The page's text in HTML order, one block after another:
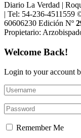
Diario La Verdad |
| Tel: 54-236-4511559
60606230 Edición Nº
Propietario:​
Welcome Back!
Login to your account
Remember Me